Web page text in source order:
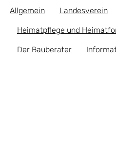
Allgemein Landesverein
Heimatpflege und
Der Bauberater